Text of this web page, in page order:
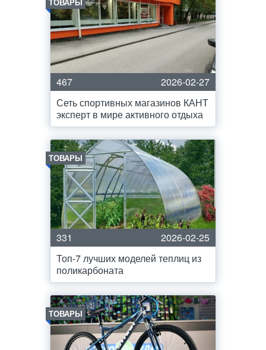
467
2026-02-27
Сеть спортивных магазинов КАНТ
эксперт в мире активного отдыха
ТОВАРЫ
331
2026-02-25
Топ-7 лучших моделей теплиц из
поликарбоната
ТОВАРЫ